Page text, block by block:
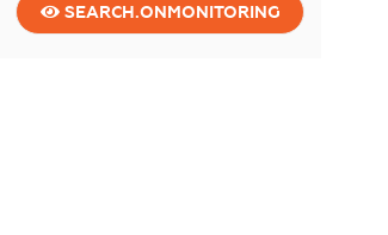
SEARCH.ONMONITORING